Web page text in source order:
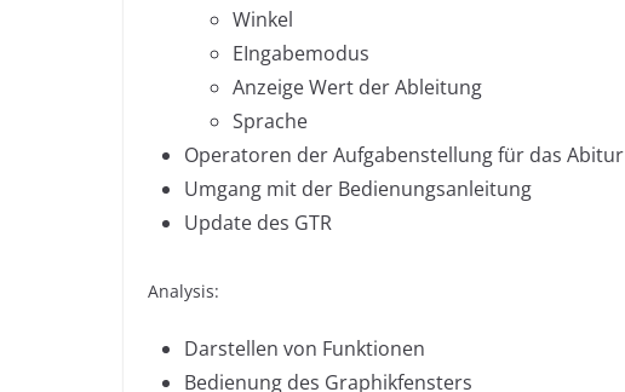
Winkel
EIngabemodus
Anzeige Wert der Ableitung
Sprache
Operatoren der Aufgabenstellung für das Abitur
Umgang mit der Bedienungsanleitung
Update des GTR
Analysis:
Darstellen von Funktionen
Bedienung des Graphikfensters